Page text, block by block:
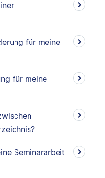
für meine
für meine
Seminararbeit